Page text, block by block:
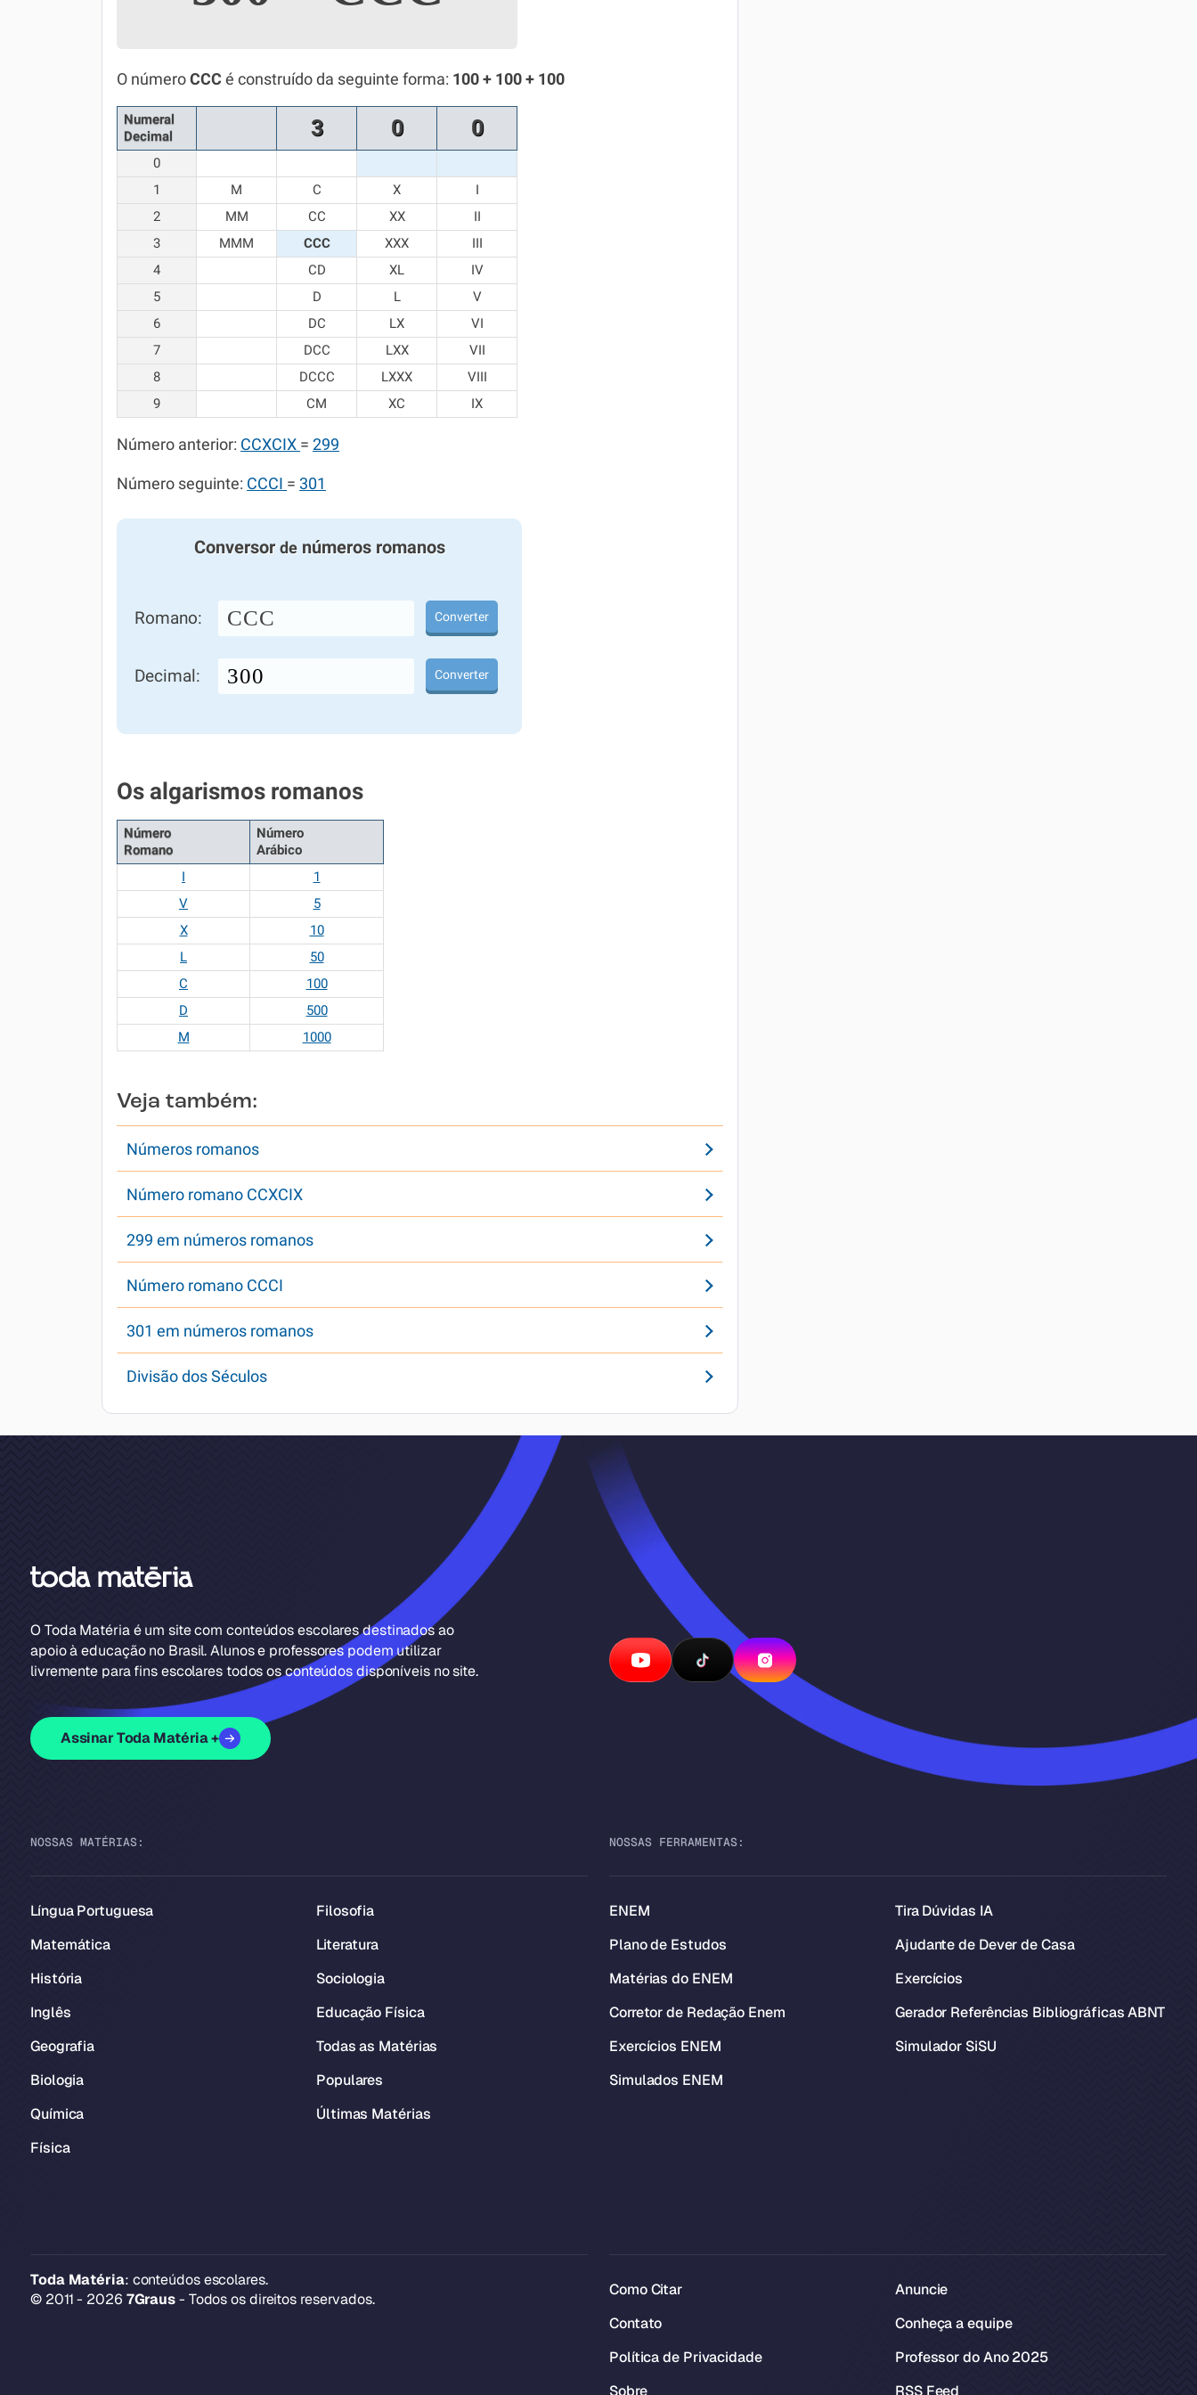
Química
Todos os Exercícios
O número CCC é construído da seguinte forma: 100 + 100 + 100
Numeral
Decimal
3 0 0
0
1
M C X
I
2
MM CC XX
II
3
MMM CCC XXX
III
4
CD XL
IV
5
D L
V
6
DC LX
VI
7
DCC LXX
VII
8
DCCC LXXX
VIII
9
CM XC IX
Número anterior: CCXCIX = 299
Número seguinte: CCCI = 301
Conversor denúmeros romanos
Romano: CCC Converter
Decimal: Converter
Os algarismos romanos
Número
Romano
Número
Arábico
I
1
V
5
X
10
L
50
C
100
D
500
M
1000
Veja também:
Números romanos
Número romano CCXCIX
299 em números romanos
Número romano CCCI
301 em números romanos
Divisão dos Séculos
O Toda Matéria é um site com conteúdos escolares destinados ao
apoio à educação no Brasil. Alunos e professores podem utilizar
livremente para fins escolares todos os conteúdos disponíveis no site.
Assinar Toda Matéria +
NOSSAS MATÉRIAS:
Língua Portuguesa
Matemática
História
Inglês
Geografia
Biologia
Química
Física
Filosofia
Literatura
Sociologia
Educação Física
Todas as Matérias
Populares
Últimas Matérias
NOSSAS FERRAMENTAS:
ENEM
Plano de Estudos
Matérias do ENEM
Corretor de Redação Enem
Exercícios ENEM
Simulados ENEM
Tira Dúvidas IA
Ajudante de Dever de Casa
Exercícios
Gerador Referências Bibliográficas ABNT
Simulador SiSU
Toda Matéria: conteúdos escolares.
© 2011 - 2026 7Graus- Todos os direitos reservados.
Como Citar
Contato
Política de Privacidade
Sobre
Anuncie
Conheça a equipe
Professor do Ano 2025
RSS Feed